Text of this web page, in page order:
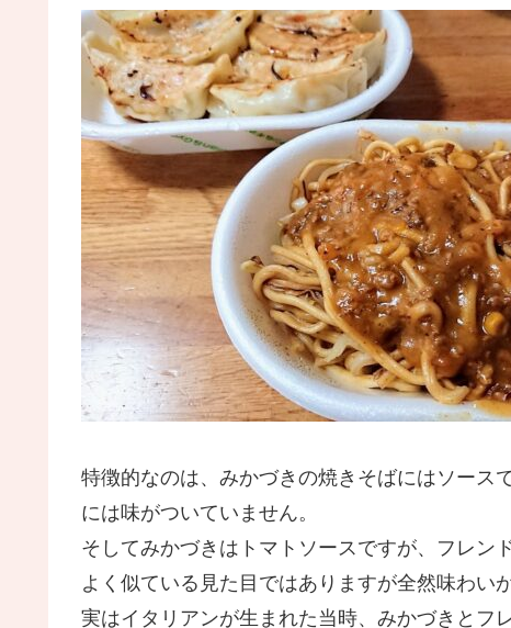
特徴的なのは、みかづきの焼きそばにはソース
には味がついていません。
そしてみかづきはトマトソースですが、フレン
よく似ている見た目ではありますが全然味わい
実はイタリアンが生まれた当時、みかづきとフ